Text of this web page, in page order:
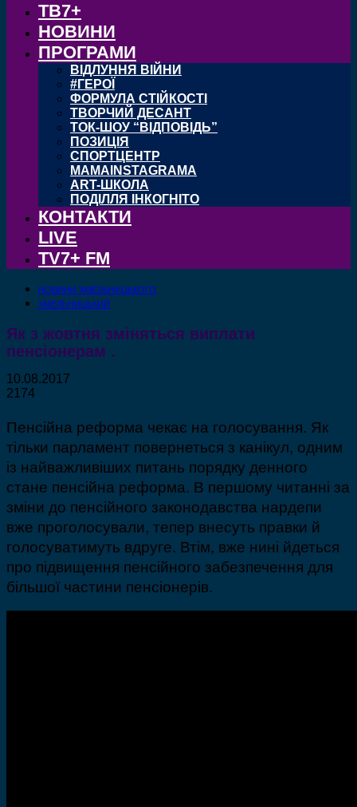
ТВ7+
НОВИНИ
ПРОГРАМИ
ВІДЛУННЯ ВІЙНИ
#ГЕРОЇ
ФОРМУЛА СТІЙКОСТІ
ТВОРЧИЙ ДЕСАНТ
ТОК-ШОУ “ВІДПОВІДЬ”
ПОЗИЦІЯ
СПОРТЦЕНТР
MAMAINSTAGRAMA
ART-ШКОЛА
ПОДІЛЛЯ ІНКОГНІТО
КОНТАКТИ
LIVE
TV7+ FM
НОВИНИ ХМЕЛЬНИЦЬКОГО
ХМЕЛЬНИЦЬКИЙ
Як з жовтня зміняться виплати
пенсіонерам .
10.08.2017
2174
Пенсійна реформа чекає на голосування. Як
тільки парламент повернеться з канікул, одним
із найважливіших питань порядку денного
стане пенсійна реформа. В першому читанні за
зміни до пенсійного законодавства нардепи
вже проголосували, тепер внесуть правки й
голосуватимуть вдруге. Втім, вже нині йдеться
про підвищення пенсійного забезпечення для
більшої частини пенсіонерів.